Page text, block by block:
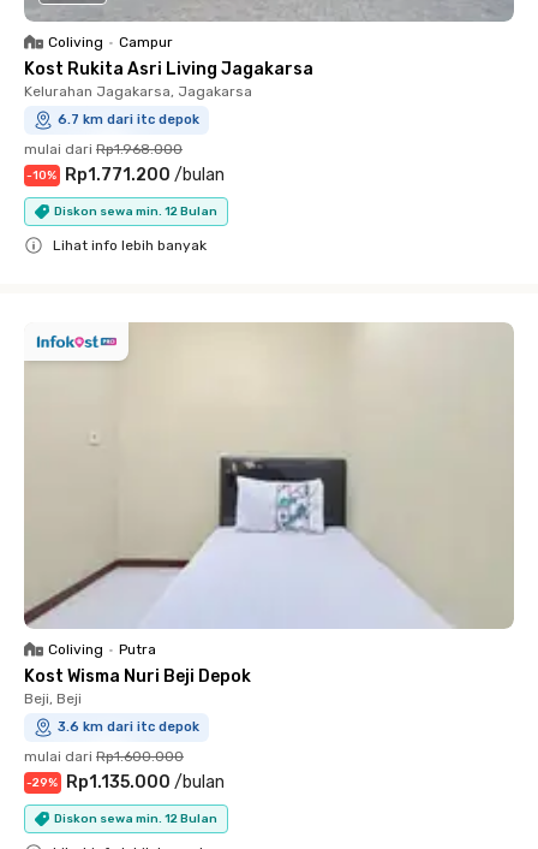
Coliving • Campur
Kost Rukita Asri Living Jagakarsa
Kelurahan Jagakarsa, Jagakarsa
6.7 km dari itc depok
mulai dari Rp1.968.000
-10% Rp1.771.200 /bulan
Diskon sewa min. 12 Bulan
Lihat info lebih banyak
Coliving • Putra
Kost Wisma Nuri Beji Depok
Beji, Beji
3.6 km dari itc depok
mulai dari Rp1.600.000
-29% Rp1.135.000 /bulan
Diskon sewa min. 12 Bulan